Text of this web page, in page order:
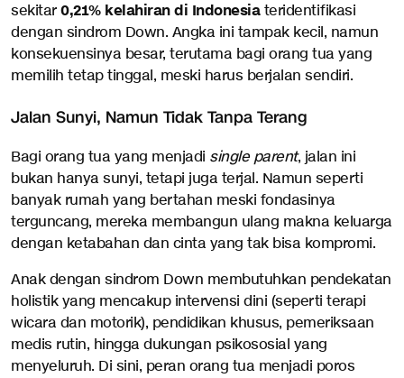
sekitar0,21% kelahiran di Indonesiateridentifikasi
dengan sindrom Down. Angka ini tampak kecil, namun
konsekuensinya besar, terutama bagi orang tua yang
memilih tetap tinggal, meski harus berjalan sendiri.
Jalan Sunyi, Namun Tidak Tanpa Terang
Bagi orang tua yang menjadi single parent, jalan ini
bukan hanya sunyi, tetapi juga terjal. Namun seperti
banyak rumah yang bertahan meski fondasinya
terguncang, mereka membangun ulang makna keluarga
dengan ketabahan dan cinta yang tak bisa kompromi.
Anak dengan sindrom Down membutuhkan pendekatan
holistik yang mencakup intervensi dini (seperti terapi
wicara dan motorik), pendidikan khusus, pemeriksaan
medis rutin, hingga dukungan psikososial yang
menyeluruh. Di sini, peran orang tua menjadi poros